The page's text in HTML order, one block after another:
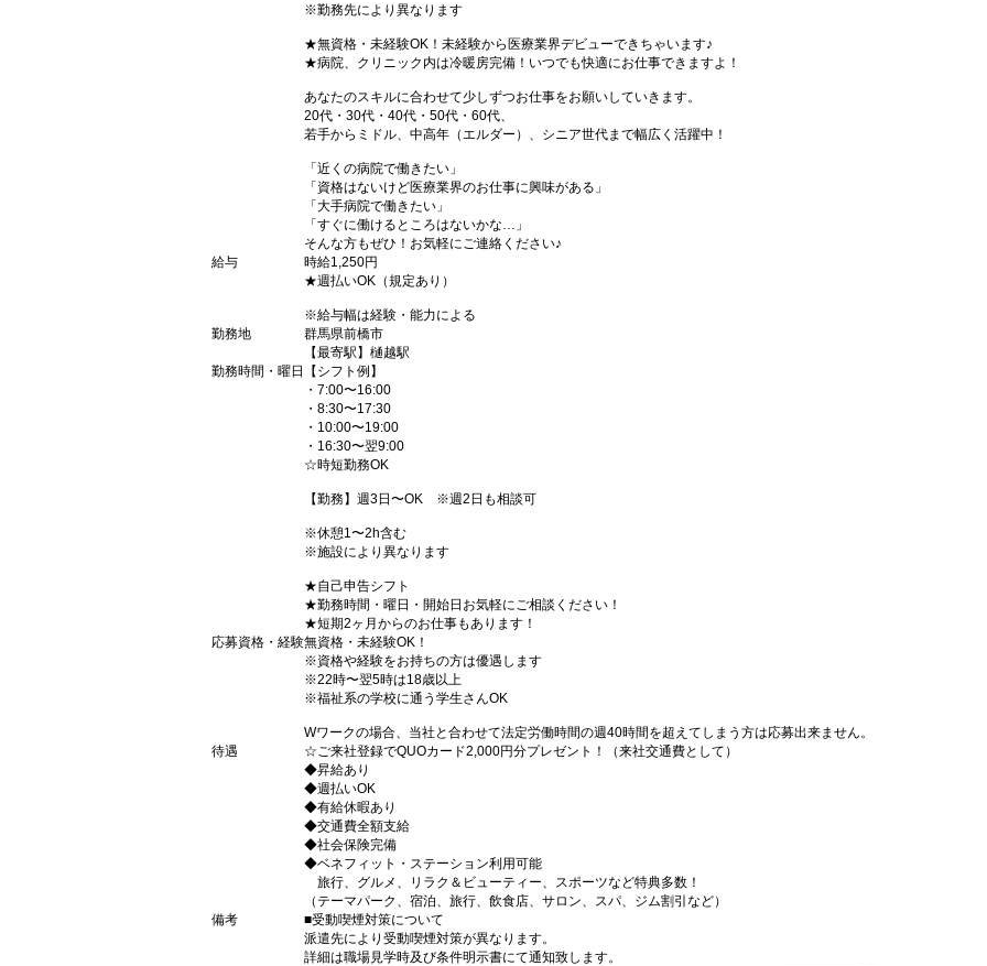
※勤務先により異なります
★無資格・未経験OK！未経験から医療業界デビューできちゃいます♪
★病院、クリニック内は冷暖房完備！いつでも快適にお仕事できますよ！
あなたのスキルに合わせて少しずつお仕事をお願いしていきます。
20代・30代・40代・50代・60代、
若手からミドル、中高年（エルダー）、シニア世代まで幅広く活躍中！
「近くの病院で働きたい」
「資格はないけど医療業界のお仕事に興味がある」
「大手病院で働きたい」
「すぐに働けるところはないかな…」
そんな方もぜひ！お気軽にご連絡ください♪
給与
時給1,250円
★週払いOK（規定あり）
※給与幅は経験・能力による
勤務地
群馬県前橋市
【最寄駅】樋越駅
勤務時間・曜日
【シフト例】
・7:00〜16:00
・8:30〜17:30
・10:00〜19:00
・16:30〜翌9:00
☆時短勤務OK
【勤務】週3日〜OK ※週2日も相談可
※休憩1〜2h含む
※施設により異なります
★自己申告シフト
★勤務時間・曜日・開始日お気軽にご相談ください！
★短期2ヶ月からのお仕事もあります！
応募資格・経験無資格・未経験OK！
※資格や経験をお持ちの方は優遇します
※22時〜翌5時は18歳以上
※福祉系の学校に通う学生さんOK
Wワークの場合、当社と合わせて法定労働時間の週40時間を超えてしまう方は応募出来ません。
待遇
☆ご来社登録でQUOカード2,000円分プレゼント！（来社交通費として）
◆昇給あり
◆週払いOK
◆有給休暇あり
◆交通費全額支給
◆社会保険完備
◆ベネフィット・ステーション利用可能
旅行、グルメ、リラク＆ビューティー、スポーツなど特典多数！
（テーマパーク、宿泊、旅行、飲食店、サロン、スパ、ジム割引など）
備考
■受動喫煙対策について
派遣先により受動喫煙対策が異なります。
詳細は職場見学時及び条件明示書にて通知致します。